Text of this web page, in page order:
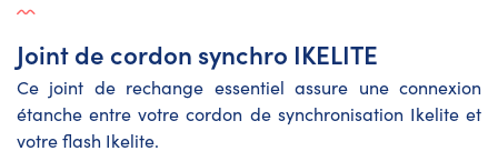
Joint de cordon synchro IKELITE
Ce joint de rechange essentiel assure une connexion
étanche entre votre cordon de synchronisation Ikelite et
votre flash Ikelite.